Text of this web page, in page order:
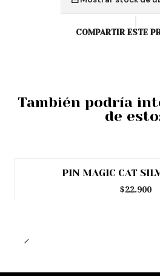
COMPARTIR ESTE
También podría
de
PIN MAGIC CAT
$22.900